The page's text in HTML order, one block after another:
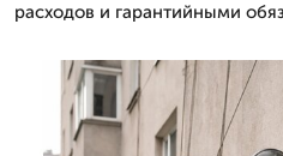
расходов и гарантийными